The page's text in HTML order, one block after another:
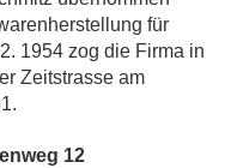
für
1954 zog die Firma in
Zeitstrasse am
12